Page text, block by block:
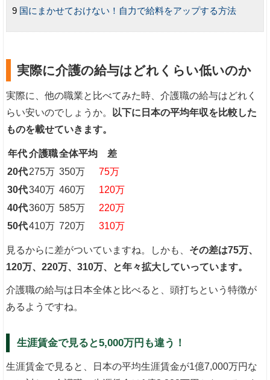
国にまかせておけない！自力で給料をアップする方法
実際に介護の給与はどれくらい低いのか
実際に、他の職業と比べてみた時、介護職の給与はどれく
らい安いのでしょうか。 以下に日本の平均年収を比較した
ものを載せていきます。
年代介護職全体平均
差
20代275万 350万
75万
30代340万 460万
120万
40代360万 585万
220万
50代410万 720万 310万
見るからに差がついていますね。しかも、 その差は75万、
120万、220万、310万、と年々拡大していっています。
介護職の給与は日本全体と比べると、頭打ちという特徴が
あるようですね。
生涯賃金で見ると5,000万円も違う！
生涯賃金で見ると、日本の平均生涯賃金が1億7,000万円な